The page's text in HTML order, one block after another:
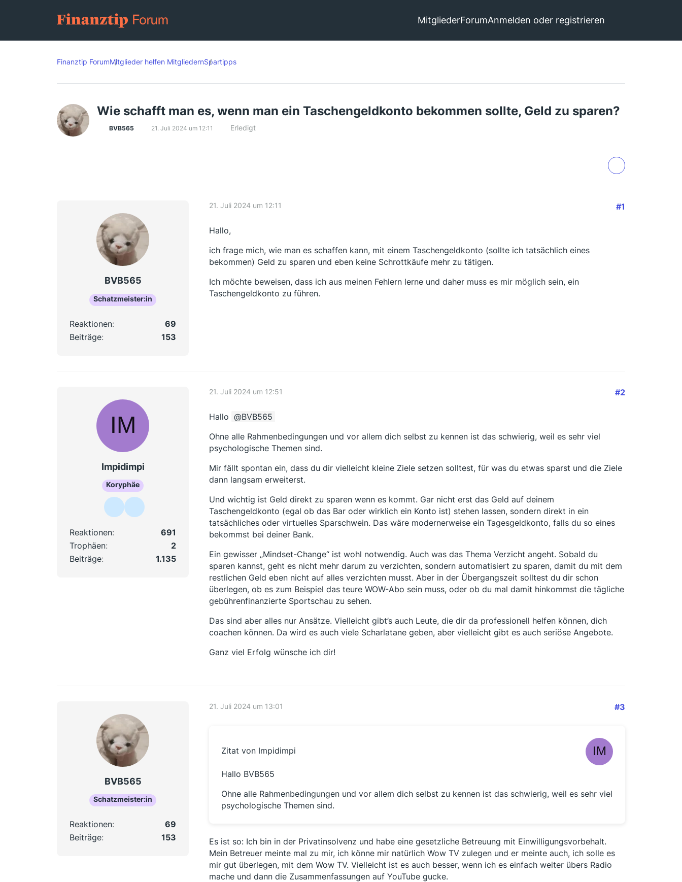
MitgliederForumAnmelden oder registrieren
Finanztip ForumMitglieder helfen MitgliedernSpartipps
Wie schafft man es, wenn man ein Taschengeldkonto bekommen sollte, Geld zu sparen?
BVB565 21. Juli 2024 um 12:11 Erledigt
BVB565
Schatzmeister:in
Reaktionen
69
Beiträge
153
21. Juli 2024 um 12:11 #1
Hallo,
ich frage mich, wie man es schaffen kann, mit einem Taschengeldkonto (sollte ich tatsächlich eines
bekommen) Geld zu sparen und eben keine Schrottkäufe mehr zu tätigen.
Ich möchte beweisen, dass ich aus meinen Fehlern lerne und daher muss es mir möglich sein, ein
Taschengeldkonto zu führen.
Impidimpi
Koryphäe
Reaktionen
691
Trophäen
2
Beiträge
1.135
21. Juli 2024 um 12:51 #2
Hallo
BVB565
Ohne alle Rahmenbedingungen und vor allem dich selbst zu kennen ist das schwierig, weil es sehr viel
psychologische Themen sind.
Mir fällt spontan ein, dass du dir vielleicht kleine Ziele setzen solltest, für was du etwas sparst und die Ziele
dann langsam erweiterst.
Und wichtig ist Geld direkt zu sparen wenn es kommt. Gar nicht erst das Geld auf deinem
Taschengeldkonto (egal ob das Bar oder wirklich ein Konto ist) stehen lassen, sondern direkt in ein
tatsächliches oder virtuelles Sparschwein. Das wäre modernerweise ein Tagesgeldkonto, falls du so eines
bekommst bei deiner Bank.
Ein gewisser „Mindset-Change“ ist wohl notwendig. Auch was das Thema Verzicht angeht. Sobald du
sparen kannst, geht es nicht mehr darum zu verzichten, sondern automatisiert zu sparen, damit du mit dem
restlichen Geld eben nicht auf alles verzichten musst. Aber in der Übergangszeit solltest du dir schon
überlegen, ob es zum Beispiel das teure WOW-Abo sein muss, oder ob du mal damit hinkommst die tägliche
gebührenfinanzierte Sportschau zu sehen.
Das sind aber alles nur Ansätze. Vielleicht gibt’s auch Leute, die dir da professionell helfen können, dich
coachen können. Da wird es auch viele Scharlatane geben, aber vielleicht gibt es auch seriöse Angebote.
Ganz viel Erfolg wünsche ich dir!
BVB565
Schatzmeister:in
Reaktionen
69
Beiträge
153
21. Juli 2024 um 13:01 #3
Zitat von Impidimpi
Hallo BVB565
Ohne alle Rahmenbedingungen und vor allem dich selbst zu kennen ist das schwierig, weil es sehr viel
psychologische Themen sind.
Es ist so: Ich bin in der Privatinsolvenz und habe eine gesetzliche Betreuung mit Einwilligungsvorbehalt.
Mein Betreuer meinte mal zu mir, ich könne mir natürlich Wow TV zulegen und er meinte auch, ich solle es
mir gut überlegen, mit dem Wow TV. Vielleicht ist es auch besser, wenn ich es einfach weiter übers Radio
mache und dann die Zusammenfassungen auf YouTube gucke.